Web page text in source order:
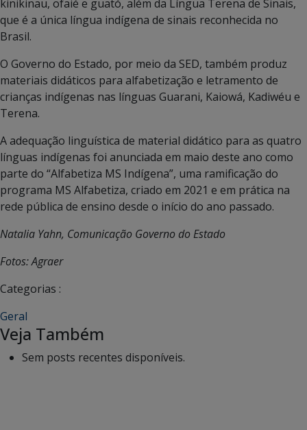
kinikinau, ofaié e guató, além da Língua Terena de Sinais,
que é a única língua indígena de sinais reconhecida no
Brasil.
O Governo do Estado, por meio da SED, também produz
materiais didáticos para alfabetização e letramento de
crianças indígenas nas línguas Guarani, Kaiowá, Kadiwéu e
Terena.
A adequação linguística de material didático para as quatro
línguas indígenas foi anunciada em maio deste ano como
parte do “Alfabetiza MS Indígena”, uma ramificação do
programa MS Alfabetiza, criado em 2021 e em prática na
rede pública de ensino desde o início do ano passado.
Natalia Yahn, Comunicação Governo do Estado
Fotos: Agraer
Categorias :
Geral
Veja Também
Sem posts recentes disponíveis.